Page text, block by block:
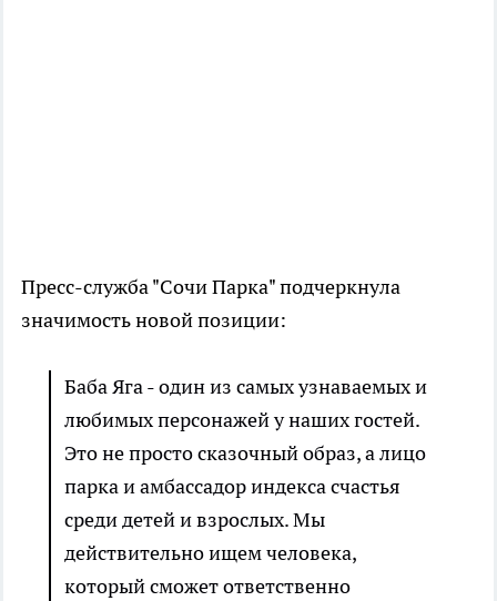
Пресс-служба "Сочи Парка" подчеркнула
значимость новой позиции:
Баба Яга - один из самых узнаваемых и
любимых персонажей у наших гостей.
Это не просто сказочный образ, а лицо
парка и амбассадор индекса счастья
среди детей и взрослых. Мы
действительно ищем человека,
который сможет ответственно